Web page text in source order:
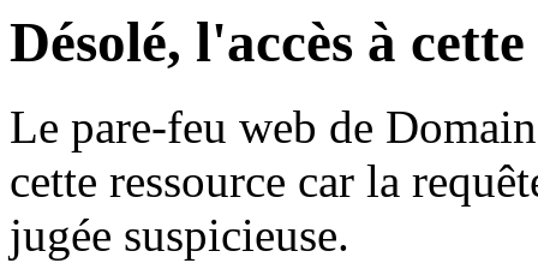
Désolé, l'accès à
Le pare-feu web de
cette ressource car la
jugée suspicieuse.